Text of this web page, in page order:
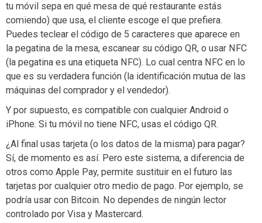
tu móvil sepa en qué mesa de qué restaurante estás
comiendo) que usa, el cliente escoge el que prefiera.
Puedes teclear el código de 5 caracteres que aparece en
la pegatina de la mesa, escanear su código QR, o usar NFC
(la pegatina es una etiqueta NFC). Lo cual centra NFC en lo
que es su verdadera función (la identificación mutua de las
máquinas del comprador y el vendedor).
Y por supuesto, es compatible con cualquier Android o
iPhone. Si tu móvil no tiene NFC, usas el código QR.
¿Al final usas tarjeta (o los datos de la misma) para pagar?
Sí, de momento es así. Pero este sistema, a diferencia de
otros como Apple Pay, permite sustituir en el futuro las
tarjetas por cualquier otro medio de pago. Por ejemplo, se
podría usar con Bitcoin. No dependes de ningún lector
controlado por Visa y Mastercard.